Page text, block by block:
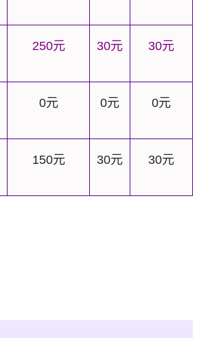
250元 30元 30元
0元 0元 0元
150元 30元 30元